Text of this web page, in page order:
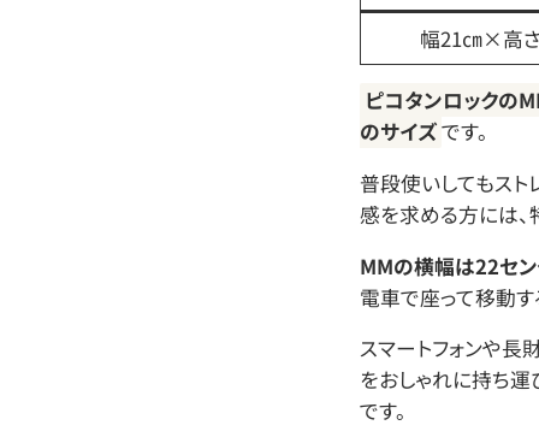
幅21㎝×高
ピコタンロックの
のサイズです。
普段使いしてもス
感を求める方には、
MMの横幅は22セ
電車で座って移動
スマートフォンや長
をおしゃれに持ち
です。